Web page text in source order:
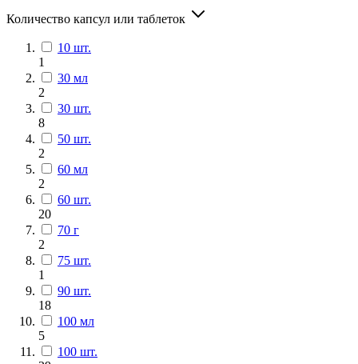
Количество капсул или таблеток
10 шт.
1
30 мл
2
30 шт.
8
50 шт.
2
60 мл
2
60 шт.
20
70 г
2
75 шт.
1
90 шт.
18
100 мл
5
100 шт.